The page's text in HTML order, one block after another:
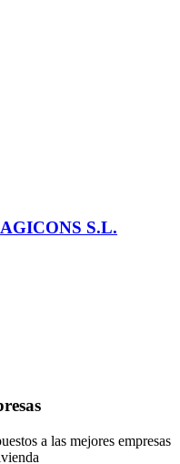
S.L.
a las mejores empresas